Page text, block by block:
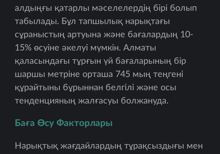
алдыңғы қатарлы мәселелердің бірі болып
табылады. Бұл тапшылық нарықтағы
сұраныстың артуына және бағалардың 10-
15% өсуіне әкелуі мүмкін. Алматы
қаласындағы тұрғын үй бағаларының бір
шаршы метріне орташа 745 мың теңгені
құрайтыны бұрыннан белгілі және осы
тенденцияның жалғасуы болжануда.
Баға Өсу Факторлары
Нарықтық жағдайлардың тұрақсыздығы мен